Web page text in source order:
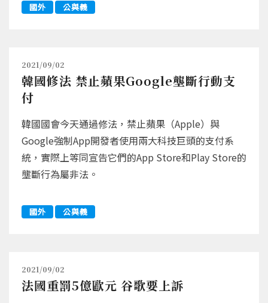
國外 公與義
2021/09/02
韓國修法 禁止蘋果Google壟斷行動支
付
韓國國會今天通過修法，禁止蘋果（Apple）與
Google強制App開發者使用兩大科技巨頭的支付系
統，實際上等同宣告它們的App Store和Play Store的
壟斷行為屬非法。
國外 公與義
2021/09/02
法國重罰5億歐元 谷歌要上訴